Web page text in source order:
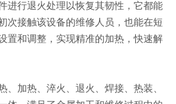
进行退火处理以恢复其韧性，它都能
次接触该设备的维修人员，也能在短
置和调整，实现精准的加热，快速解
、加热、淬火、退火、焊接、热装、